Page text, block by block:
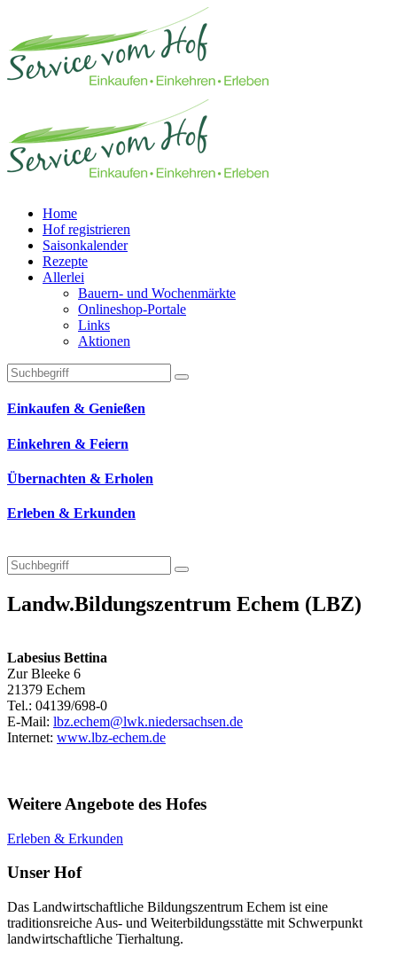
Home
Hof registrieren
Saisonkalender
Rezepte
Allerlei
Bauern- und Wochenmärkte
Onlineshop-Portale
Links
Aktionen
Technisches Feld: Suchfeld
Technisches Feld: Suchbutton
Suche absenden
Einkaufen & Genießen
Einkehren & Feiern
Übernachten & Erholen
Erleben & Erkunden
Landw.Bildungszentrum Echem (LBZ)
Labesius Bettina
Zur Bleeke 6
21379 Echem
Tel.: 04139/698-0
E-Mail: lbz.echem@lwk.niedersachsen.de
Internet: www.lbz-echem.de
Weitere Angebote des Hofes
Erleben & Erkunden
Unser Hof
Das Landwirtschaftliche Bildungszentrum Echem ist eine
traditionsreiche Aus- und Weiterbildungsstätte mit Schwerpunkt
landwirtschaftliche Tierhaltung.